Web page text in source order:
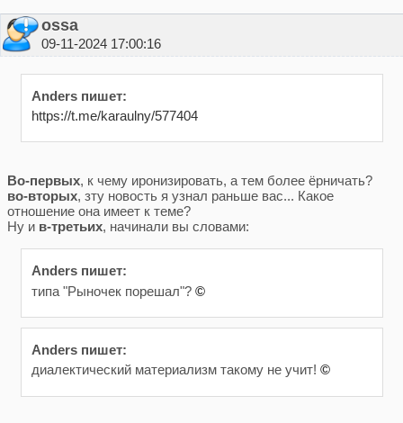
ossa
09-11-2024 17:00:16
Anders пишет:
https://t.me/karaulny/577404
Во-первых, к чему иронизировать, а тем более ёрничать?
во-вторых, зту новость я узнал раньше вас... Какое
отношение она имеет к теме?
Ну и в-третьих, начинали вы словами:
Anders пишет:
типа "Рыночек порешал"? ©
Anders пишет:
диалектический материализм такому не учит! ©